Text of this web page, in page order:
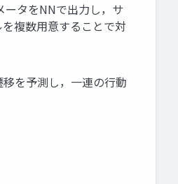
タをNNで出力し，サ
複数用意することで対
を予測し，一連の行動